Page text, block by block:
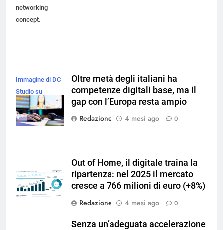
networking
concept.
Immagine di DC
Studio su
Freepik
Oltre metà degli italiani ha
competenze digitali base, ma il
gap con l’Europa resta ampio
Redazione
4 mesi ago 0
Out of Home, il digitale traina la
ripartenza: nel 2025 il mercato
cresce a 766 milioni di euro (+8%)
Redazione
4 mesi ago 0
Senza un’adeguata accelerazione